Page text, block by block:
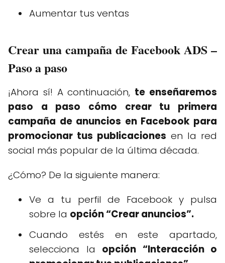
Aumentar tus ventas
Crear una campaña de Facebook ADS –
Paso a paso
¡Ahora sí! A continuación, te enseñaremos
paso a paso cómo crear tu primera
campaña de anuncios en Facebook para
promocionar tus publicaciones en la red
social más popular de la última década.
¿Cómo? De la siguiente manera:
Ve a tu perfil de Facebook y pulsa
sobre la opción “Crear anuncios”.
Cuando estés en este apartado,
selecciona la opción “Interacción o